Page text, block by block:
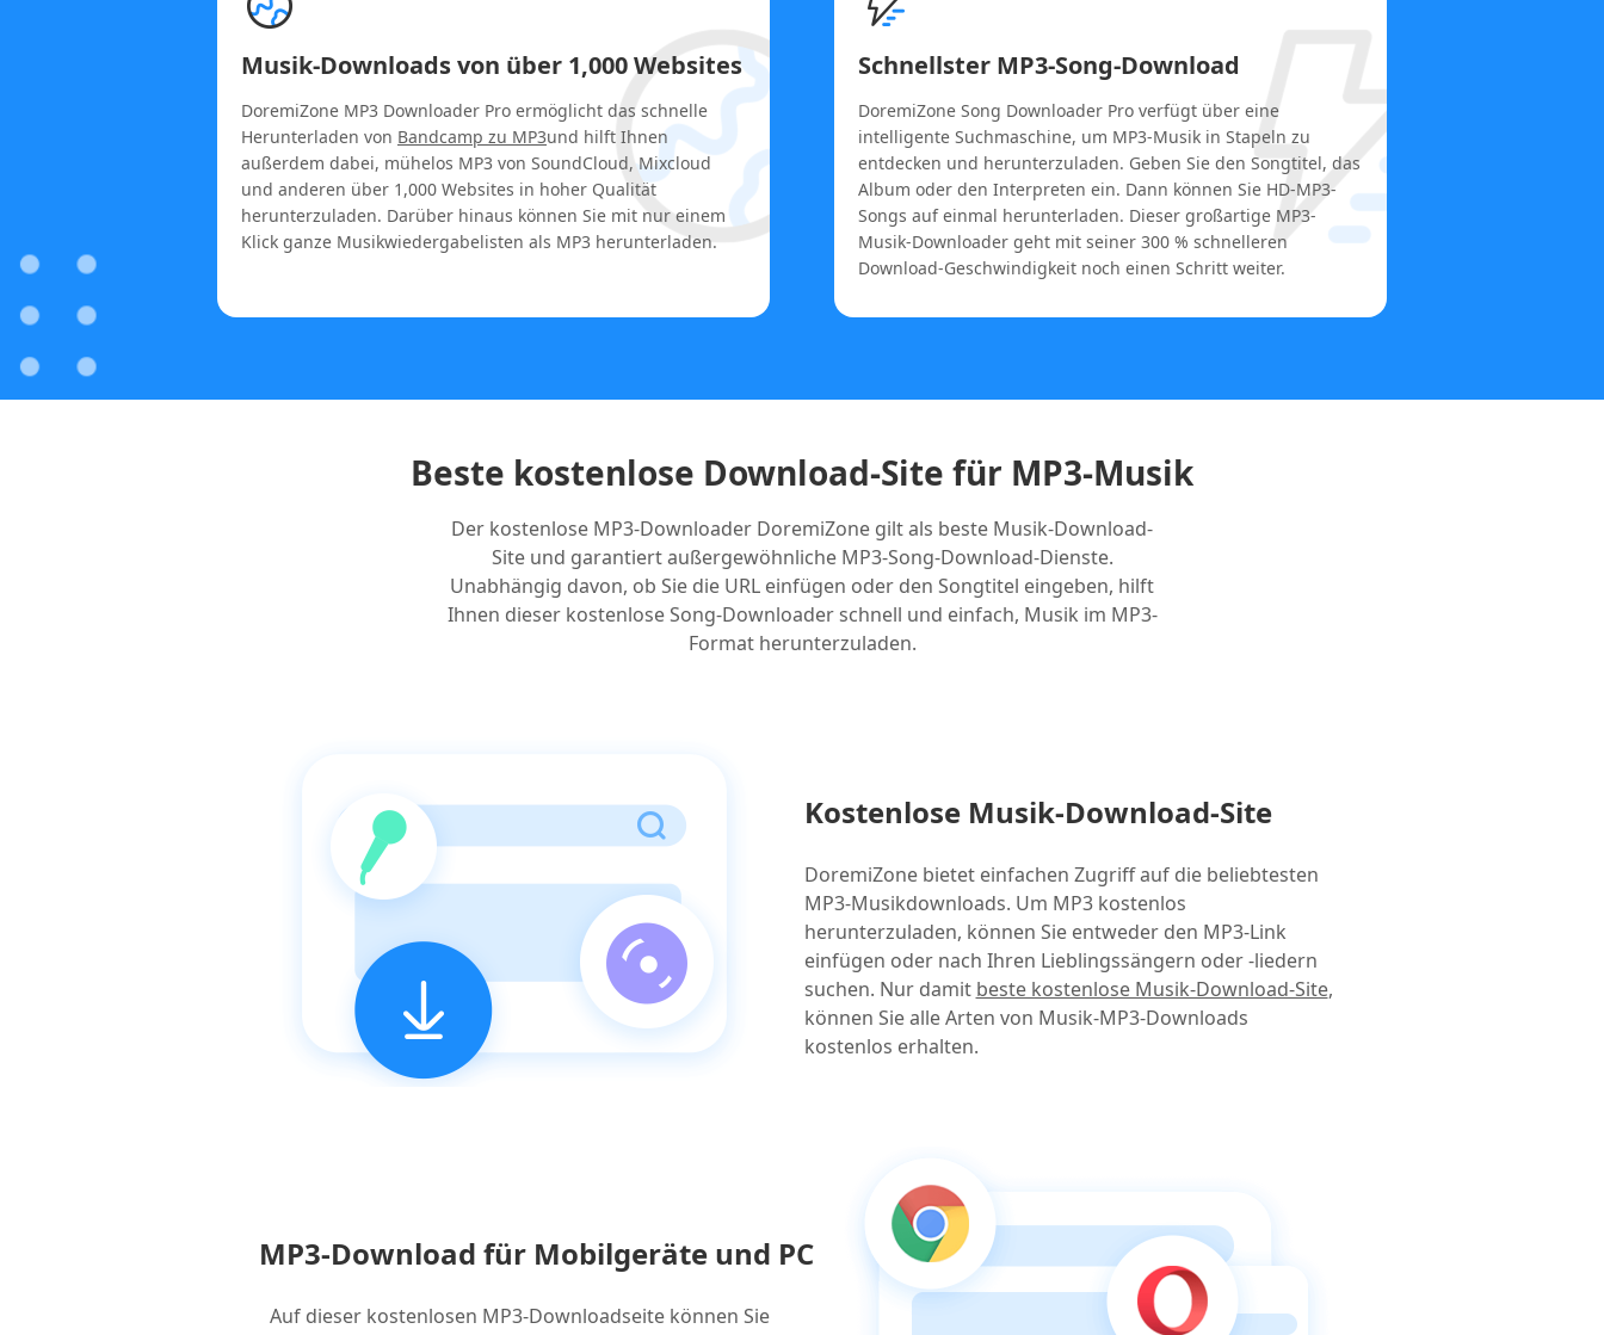
Musik-Downloads von über 1,000 Websites
DoremiZone MP3 Downloader Pro ermöglicht das schnelle
Herunterladen von Bandcamp zu MP3und hilft Ihnen
außerdem dabei, mühelos MP3 von SoundCloud, Mixcloud
und anderen über 1,000 Websites in hoher Qualität
herunterzuladen. Darüber hinaus können Sie mit nur einem
Klick ganze Musikwiedergabelisten als MP3 herunterladen.
Schnellster MP3-Song-Download
DoremiZone Song Downloader Pro verfügt über eine
intelligente Suchmaschine, um MP3-Musik in Stapeln zu
entdecken und herunterzuladen. Geben Sie den Songtitel, das
Album oder den Interpreten ein. Dann können Sie HD-MP3-
Songs auf einmal herunterladen. Dieser großartige MP3-
Musik-Downloader geht mit seiner 300 % schnelleren
Download-Geschwindigkeit noch einen Schritt weiter.
Beste kostenlose Download-Site für MP3-Musik
Der kostenlose MP3-Downloader DoremiZone gilt als beste Musik-Download-
Site und garantiert außergewöhnliche MP3-Song-Download-Dienste.
Unabhängig davon, ob Sie die URL einfügen oder den Songtitel eingeben, hilft
Ihnen dieser kostenlose Song-Downloader schnell und einfach, Musik im MP3-
Format herunterzuladen.
Kostenlose Musik-Download-Site
DoremiZone bietet einfachen Zugriff auf die beliebtesten
MP3-Musikdownloads. Um MP3 kostenlos
herunterzuladen, können Sie entweder den MP3-Link
einfügen oder nach Ihren Lieblingssängern oder -liedern
suchen. Nur damit beste kostenlose Musik-Download-Site,
können Sie alle Arten von Musik-MP3-Downloads
kostenlos erhalten.
MP3-Download für Mobilgeräte und PC
Auf dieser kostenlosen MP3-Downloadseite können Sie